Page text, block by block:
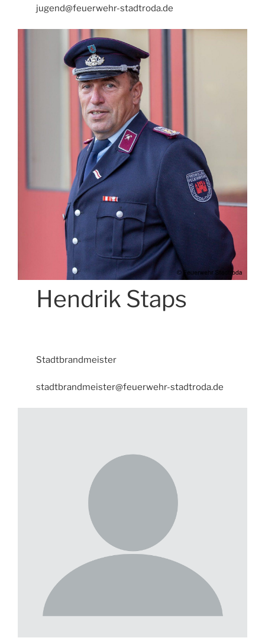
jugend@feuerwehr-stadtroda.de
Hendrik Staps
Stadtbrandmeister
stadtbrandmeister@feuerwehr-stadtroda.de